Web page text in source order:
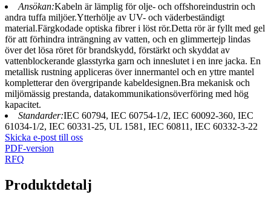
Ansökan:Kabeln är lämplig för olje- och offshoreindustrin och
andra tuffa miljöer.Ytterhölje av UV- och väderbeständigt
material.Färgkodade optiska fibrer i löst rör.Detta rör är fyllt med gel
för att förhindra inträngning av vatten, och en glimmertejp lindas
över det lösa röret för brandskydd, förstärkt och skyddat av
vattenblockerande glasstyrka garn och inneslutet i en inre jacka. En
metallisk rustning appliceras över innermantel och en yttre mantel
kompletterar den övergripande kabeldesignen.Bra mekanisk och
miljömässig prestanda, datakommunikationsöverföring med hög
kapacitet.
Standarder:IEC 60794, IEC 60754-1/2, IEC 60092-360, IEC
61034-1/2, IEC 60331-25, UL 1581, IEC 60811, IEC 60332-3-22
Skicka e-post till oss
PDF-version
RFQ
Produktdetalj